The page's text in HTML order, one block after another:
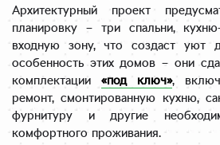
Архитектурный проект
планировку – три спальни,
входную зону, что создаст уют
особенность этих домов – они
комплектации «под ключ»,
ремонт, смонтированную кухню,
фурнитуру и другие
комфортного проживания.